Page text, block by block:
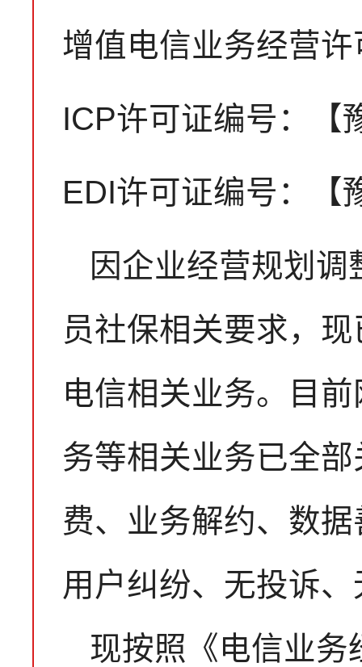
增值电信业务经营
ICP许可证编号：【
EDI许可证编号：【
因企业经营规划
员社保相关要求，
电信相关业务。目
务等相关业务已全
费、业务解约、数
用户纠纷、无投诉
现按照《电信业务